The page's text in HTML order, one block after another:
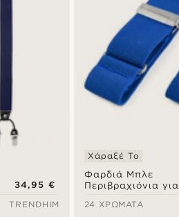
34,95 €
TRENDHIM
Φαρδιά Μπλε
Περιβραχιόνια για
Χάραξέ Το
24 ΧΡΏΜΑΤΑ